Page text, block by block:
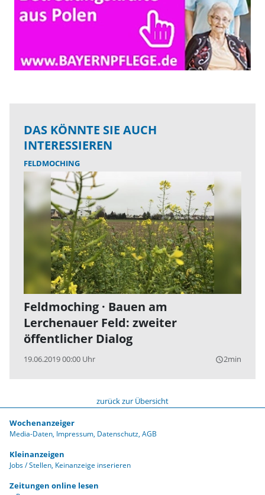
DAS KÖNNTE SIE AUCH
INTERESSIEREN
FELDMOCHING
Feldmoching · Bauen am
Lerchenauer Feld: zweiter
öffentlicher Dialog
19.06.2019 00:00 Uhr query_builder2min
zurück zur Übersicht
Wochenanzeiger
Media-Daten Impressum Datenschutz AGB
Kleinanzeigen
Jobs / Stellen Keinanzeige inserieren
Zeitungen online lesen